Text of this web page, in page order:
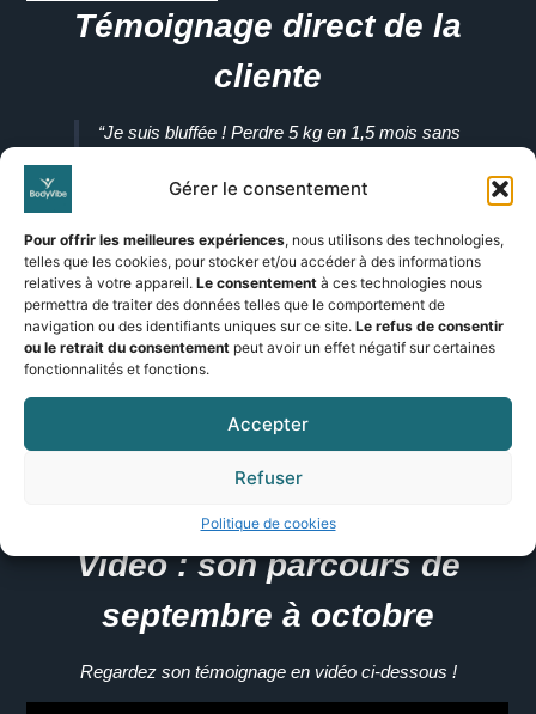
Gérer le consentement
Pour offrir les meilleures expériences, nous utilisons des technologies,
telles que les cookies, pour stocker et/ou accéder à des informations
relatives à votre appareil. Le consentement à ces technologies nous
permettra de traiter des données telles que le comportement de
navigation ou des identifiants uniques sur ce site. Le refus de consentir
ou le retrait du consentement peut avoir un effet négatif sur certaines
fonctionnalités et fonctions.
Accepter
Refuser
Politique de cookies
Témoignage direct de la
cliente
“Je suis bluffée ! Perdre 5 kg en 1,5 mois sans
inimaginable.De plus, les séances EMS sont
beaucoup mieux dans mon corps !”
Conclusion / Call-to-action
Chaque parcours est unique, maisavec la bonne méthode et
deux séances par semaine
rapidement.
, n’attendez plus :
Réservez votre séance EMS VisionBody à domicile dès
Vidéo : son parcours de
septembre à octobre
Regardez son témoignage en vidéo ci-dessous !